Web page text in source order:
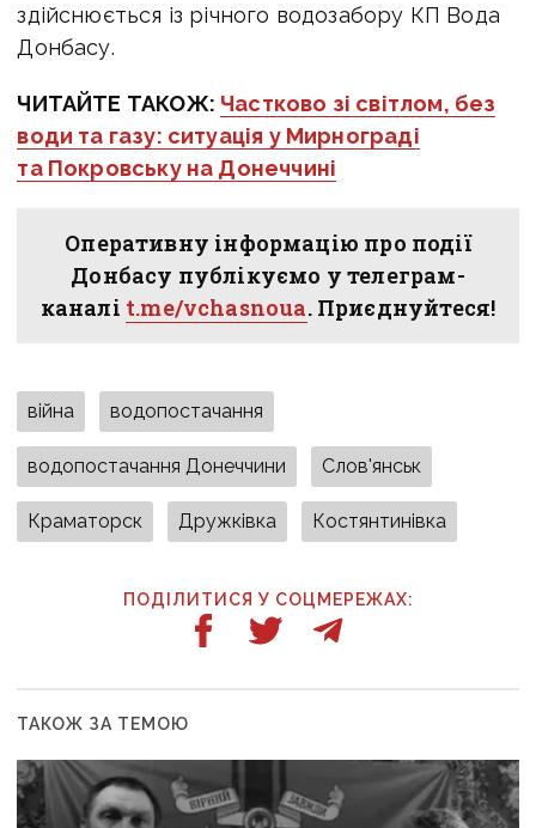
здійснюється із річного водозабору КП Вода
Донбасу.
ЧИТАЙТЕ ТАКОЖ: Частково зі світлом, без
води та газу: ситуація у Мирнограді
та Покровську на Донеччині
Оперативну інформацію про події
Донбасу публікуємо у телеграм-
каналі t.me/vchasnoua. Приєднуйтеся!
війна водопостачання
водопостачання Донеччини Слов'янськ
Краматорск Дружківка Костянтинівка
ПОДІЛИТИСЯ У СОЦМЕРЕЖАХ:
ТАКОЖ ЗА ТЕМОЮ